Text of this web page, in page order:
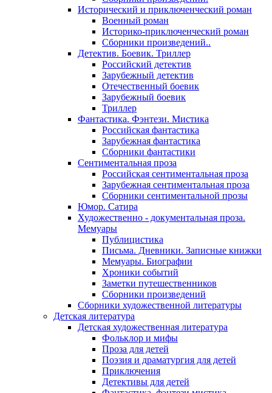
Исторический и приключенческий роман
Военный роман
Историко-приключенческий роман
Сборники произведений..
Детектив. Боевик. Триллер
Российский детектив
Зарубежный детектив
Отечественный боевик
Зарубежный боевик
Триллер
Фантастика. Фэнтези. Мистика
Российская фантастика
Зарубежная фантастика
Сборники фантастики
Сентиментальная проза
Российская сентиментальная проза
Зарубежная сентиментальная проза
Сборники сентиментальной прозы
Юмор. Сатира
Художественно - документальная проза.
Мемуары
Публицистика
Письма. Дневники. Записные книжки
Мемуары. Биографии
Хроники событий
Заметки путешественников
Сборники произведений
Сборники художественной литературы
Детская литература
Детская художественная литература
Фольклор и мифы
Проза для детей
Поэзия и драматургия для детей
Приключения
Детективы для детей